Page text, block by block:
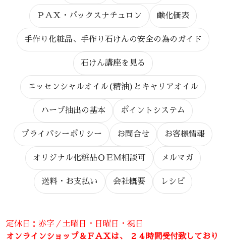
ＰＡＸ・パックスナチュロン 鹸化価表
手作り化粧品、手作り石けんの安全の為のガイド
石けん講座を見る
エッセンシャルオイル(精油)とキャリアオイル
ハーブ抽出の基本 ポイントシステム
プライバシーポリシー お問合せ お客様情報
オリジナル化粧品ＯＥＭ相談可 メルマガ
送料・お支払い 会社概要 レシピ
定休日：赤字／土曜日・日曜日・祝日
オンラインショップ＆ＦＡＸは、 ２４時間受付致しており